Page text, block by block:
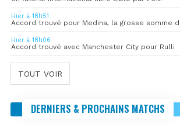
Hier à 18h51
Accord trouvé pour Medina, la grosse somme
Hier à 18h06
Accord trouvé avec Manchester City pour Rulli
TOUT VOIR
DERNIERS & PROCHAINS MATCHS